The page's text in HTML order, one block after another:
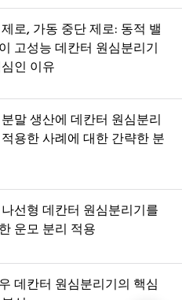
로, 가동 중단 제로: 동적 밸
고성능 데칸터 원심분리기
인 이유
말 생산에 데칸터 원심분리
용한 사례에 대한 간략한 분
선형 데칸터 원심분리기를
운모 분리 적용
데칸터 원심분리기의 핵심